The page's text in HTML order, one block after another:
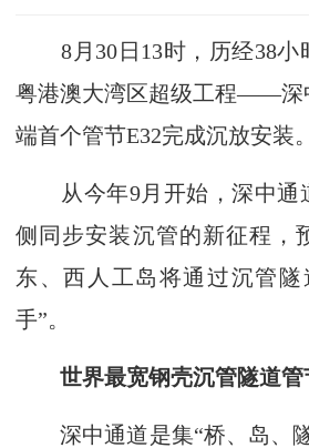
8月30日13时，历经38小
粤港澳大湾区超级工程——深
端首个管节E32完成沉放安装。
从今年9月开始，深中通
侧同步安装沉管的新征程，
东、西人工岛将通过沉管隧
手”。
世界最宽钢壳沉管隧道
深中通道是集“桥、岛、隧